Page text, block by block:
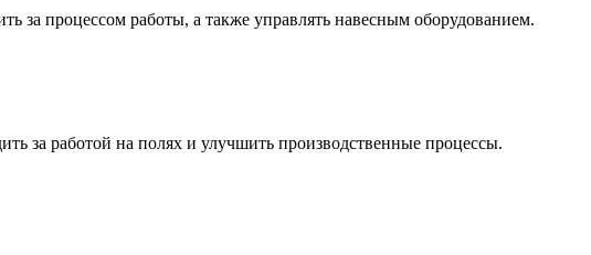
за процессом работы, а также управлять навесным оборудованием.
за работой на полях и улучшить производственные процессы.